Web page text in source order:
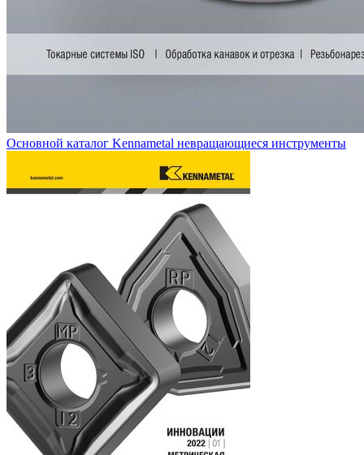
Основной каталог Kennametal невращающиеся инструменты